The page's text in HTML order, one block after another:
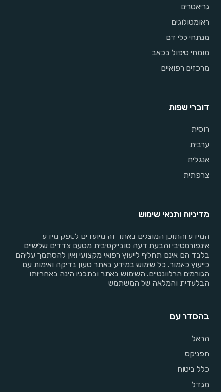
גריאטרים
ראומטולוגים
מנתחי כלי דם
מומחי טיפול בכאב
מרכזים רפואיים
דוברי שפות
רוסית
ערבית
אנגלית
צרפתית
מדיניות ותנאי שימוש
המידע והתוכן המוצגים באתר זה מיועדים לספק מידע
אינפורמטיבי והבעת דעה סובייקטיבית מטעם צדדים שלישיים
בלבד הם אינם תחליף לייעוץ רפואי מקצועי ואין להסתמך עליהם
כייעוץ כאמור. כל שימוש במידע באתר טעון בדיקה ואימות עם
הגורמים הרלוונטיים. השימוש באתר ובתכניו הינה באחריותו
הבלעדית והמלאה של המשתמש
בהסדר עם
הראל
הפניקס
כלל ביטוח
מגדל